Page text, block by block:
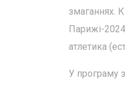
змаганнях.
Парижі-
атлетика
У програму